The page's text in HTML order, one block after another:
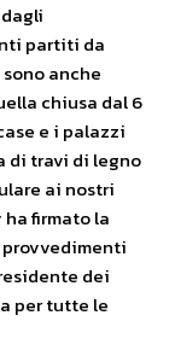
partiti da
anche
chiusa dal 6
e i palazzi
di travi di legno
ai nostri
firmato la
dei
per tutte le